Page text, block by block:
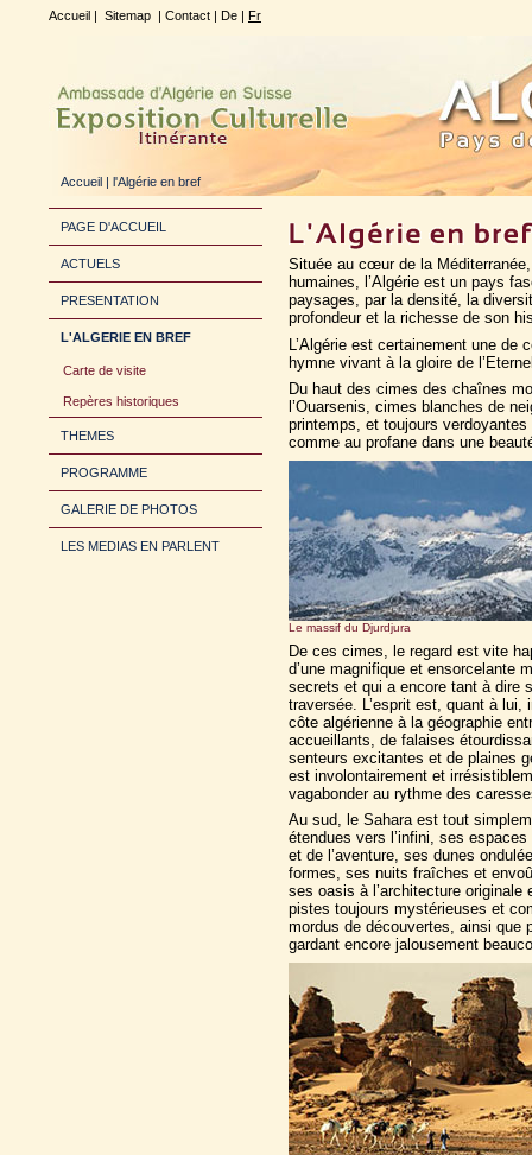
Accueil | Sitemap | Contact | De | Fr
Accueil | l'Algérie en bref
PAGE D'ACCUEIL
ACTUELS
PRESENTATION
L'ALGERIE EN BREF
Carte de visite
Repères historiques
THEMES
PROGRAMME
GALERIE DE PHOTOS
LES MEDIAS EN PARLENT
Située au cœur de la
humaines, l’Algérie est un pays
paysages, par la densité, la
profondeur et la richesse de son
L’Algérie est certainement une de
hymne vivant à la gloire de
Du haut des cimes des chaînes
l’Ouarsenis, cimes blanches de
printemps, et toujours verdoyantes
comme au profane dans une
Le massif du Djurdjura
De ces cimes, le regard est vite
d’une magnifique et ensorcelante
secrets et qui a encore tant à dire
traversée. L’esprit est, quant à lui,
côte algérienne à la géographie
accueillants, de falaises
senteurs excitantes et de plaines
est involontairement et
vagabonder au rythme des
Au sud, le Sahara est tout
étendues vers l’infini, ses
et de l’aventure, ses dunes
formes, ses nuits fraîches et
ses oasis à l’architecture originale
pistes toujours mystérieuses et
mordus de découvertes, ainsi que
gardant encore jalousement